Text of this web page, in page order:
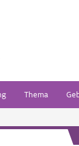
Thema